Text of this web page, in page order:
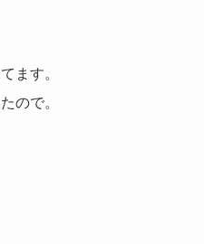
ます。
ので。